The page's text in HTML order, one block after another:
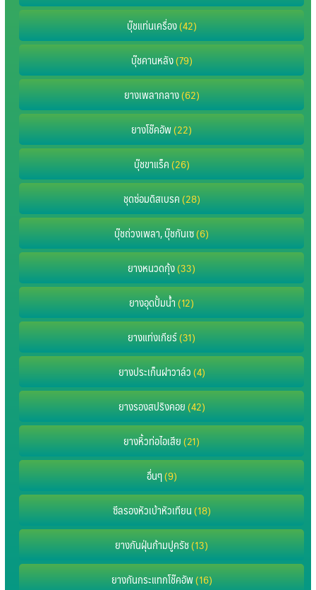
บุ๊ชแท่นเครื่อง(42)
บุ๊ชคานหลัง(79)
ยางเพลากลาง(62)
ยางโช๊คอัพ(22)
บุ๊ชขาแร็ค(26)
ชุดซ่อมดิสเบรค(28)
บุ๊ชถ่วงเพลา, บุ๊ชกันเซ(6)
ยางหนวดกุ้ง(33)
ยางอุดปั้มน้ำ(12)
ยางแท่งเกียร์(31)
ยางประเก็นฝาวาล์ว(4)
ยางรองสปริงคอย(42)
ยางหิ้วท่อไอเสีย(21)
อื่นๆ(9)
ซีลรองหัวเบ้าหัวเทียน(18)
ยางกันฝุ่นก้ามปูครัช(13)
ยางกันกระแทกโช๊คอัพ(16)